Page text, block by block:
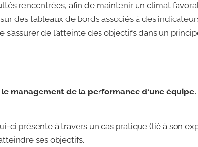
rencontrées, afin de maintenir un climat
sur des tableaux de bords associés à des
de l’atteinte des objectifs dans un
management de la performance d‘une équipe.
ci présente à travers un cas pratique (lié à son
ses objectifs.